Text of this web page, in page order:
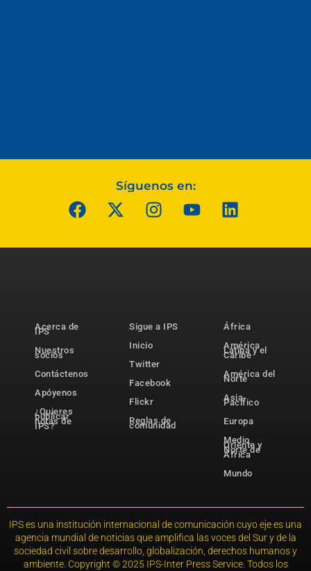
Síguenos en:
Acerca de
IPS
Nuestros
socios
Contáctenos
Apóyenos
¿Quieres
publicar
notas de
IPS?
Sigue a IPS
Inicio
Twitter
Facebook
Flickr
Reglas de
comunidad
África
América
Latina y el
Caribe
América del
Norte
Asia-
Pacífico
Europa
Medio
Oriente y
Norte de
África
Mundo
IPS es una institución internacional de comunicación cuyo eje es una
agencia mundial de noticias que amplifica las voces del Sur y de la
sociedad civil sobre desarrollo, globalización, derechos humanos y
ambiente. Copyright © 2025 IPS-Inter Press Service. Todos los